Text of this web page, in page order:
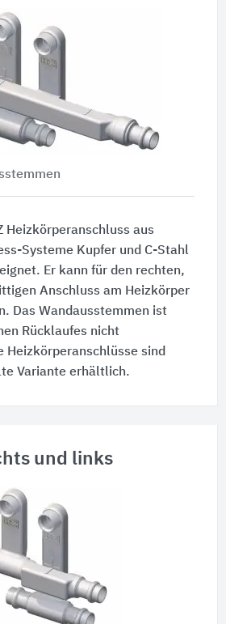
Heizkörperanschluss aus
Systeme Kupfer und C-Stahl
Er kann für den rechten,
Anschluss am Heizkörper
Das Wandausstemmen ist
Rücklaufes nicht
Heizkörperanschlüsse sind
Variante erhältlich.
und links